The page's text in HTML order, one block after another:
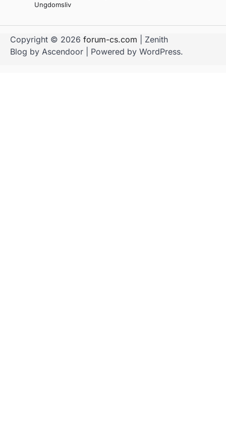
Ungdomsliv
Copyright © 2026 forum-cs.com | Zenith
Blog by Ascendoor | Powered by WordPress.